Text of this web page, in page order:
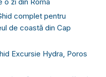
complet pentru
de coastă din Cap
Excursie Hydra, Poros